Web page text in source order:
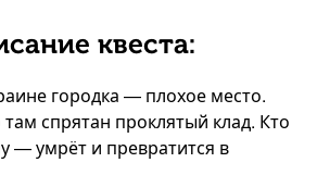
квеста:
городка — плохое место.
спрятан проклятый клад. Кто
— умрёт и превратится в